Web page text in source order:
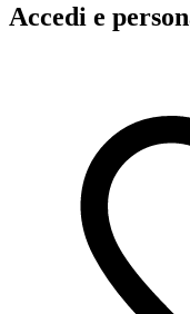
Accedi e